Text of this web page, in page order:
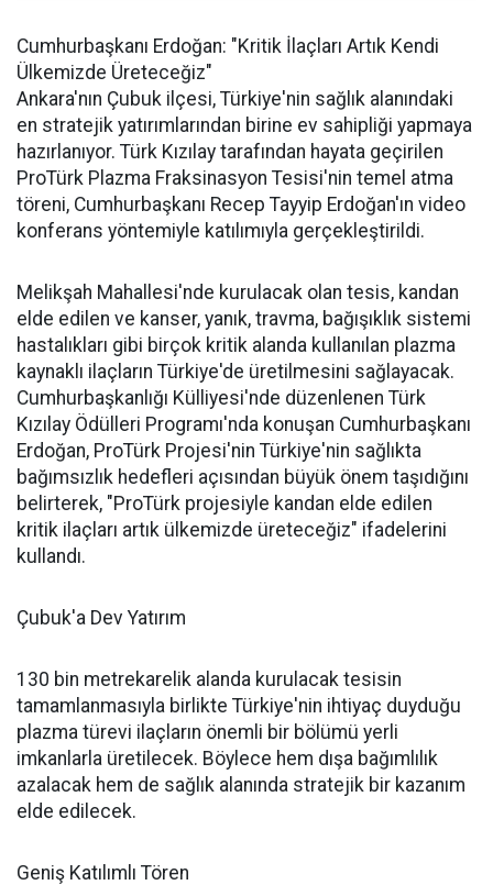
Cumhurbaşkanı Erdoğan: "Kritik İlaçları Artık Kendi
Ülkemizde Üreteceğiz"
Ankara'nın Çubuk ilçesi, Türkiye'nin sağlık alanındaki
en stratejik yatırımlarından birine ev sahipliği yapmaya
hazırlanıyor. Türk Kızılay tarafından hayata geçirilen
ProTürk Plazma Fraksinasyon Tesisi'nin temel atma
töreni, Cumhurbaşkanı Recep Tayyip Erdoğan'ın video
konferans yöntemiyle katılımıyla gerçekleştirildi.
Melikşah Mahallesi'nde kurulacak olan tesis, kandan
elde edilen ve kanser, yanık, travma, bağışıklık sistemi
hastalıkları gibi birçok kritik alanda kullanılan plazma
kaynaklı ilaçların Türkiye'de üretilmesini sağlayacak.
Cumhurbaşkanlığı Külliyesi'nde düzenlenen Türk
Kızılay Ödülleri Programı'nda konuşan Cumhurbaşkanı
Erdoğan, ProTürk Projesi'nin Türkiye'nin sağlıkta
bağımsızlık hedefleri açısından büyük önem taşıdığını
belirterek, "ProTürk projesiyle kandan elde edilen
kritik ilaçları artık ülkemizde üreteceğiz" ifadelerini
kullandı.
Çubuk'a Dev Yatırım
130 bin metrekarelik alanda kurulacak tesisin
tamamlanmasıyla birlikte Türkiye'nin ihtiyaç duyduğu
plazma türevi ilaçların önemli bir bölümü yerli
imkanlarla üretilecek. Böylece hem dışa bağımlılık
azalacak hem de sağlık alanında stratejik bir kazanım
elde edilecek.
Geniş Katılımlı Tören